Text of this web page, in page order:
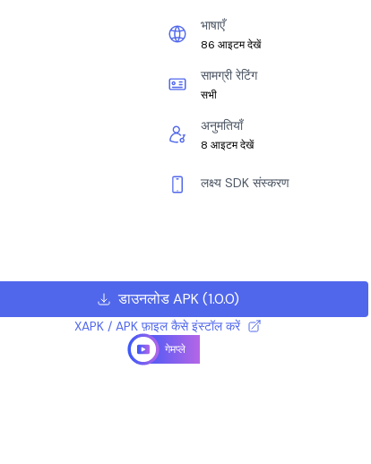
भाषाएँ
86 आइटम देखें
सामग्री रेटिंग
सभी
अनुमतियाँ
8 आइटम देखें
लक्ष्य SDK संस्करण
डाउनलोड APK(1.0.0)
XAPK / APK फ़ाइल कैसे इंस्टॉल करें
गेमप्ले